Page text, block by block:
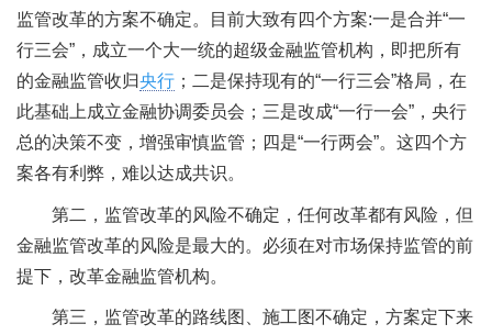
监管改革的方案不确定。目前大致有四个方案:一是合并“一
行三会”，成立一个大一统的超级金融监管机构，即把所有
的金融监管收归央行 ；二是保持现有的“一行三会”格局，在
此基础上成立金融协调委员会；三是改成“一行一会”，央行
总的决策不变，增强审慎监管；四是“一行两会”。这四个方
案各有利弊，难以达成共识。
第二，监管改革的风险不确定，任何改革都有风险，但
金融监管改革的风险是最大的。必须在对市场保持监管的前
提下，改革金融监管机构。
第三，监管改革的路线图、施工图不确定，方案定下来